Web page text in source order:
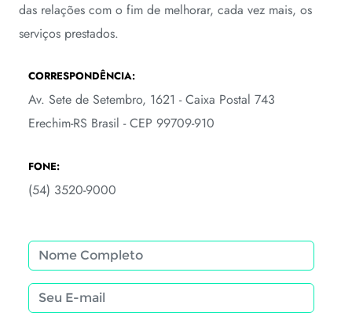
das relações com o fim de melhorar, cada vez mais, os
serviços prestados.
CORRESPONDÊNCIA:
Av. Sete de Setembro, 1621 - Caixa Postal 743
Erechim-RS Brasil - CEP 99709-910
FONE:
(54) 3520-9000